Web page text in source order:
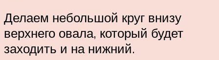
Делаем небольшой круг внизу
верхнего овала, который будет
заходить и на нижний.